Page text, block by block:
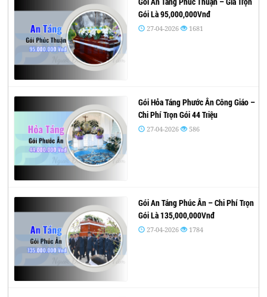
Gói Là 95,000,000Vnđ
27-04-2026 1681
Gói Hỏa Táng Phước Ân Công Giáo –
Chi Phí Trọn Gói 44 Triệu
27-04-2026 586
Gói An Táng Phúc Ân – Chi Phí Trọn
Gói Là 135,000,000Vnđ
27-04-2026 1784